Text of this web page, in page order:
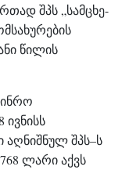
შპს „სამცხე-
წილის
ივნისს
აღნიშნულ შპს–ს
ლარი აქვს